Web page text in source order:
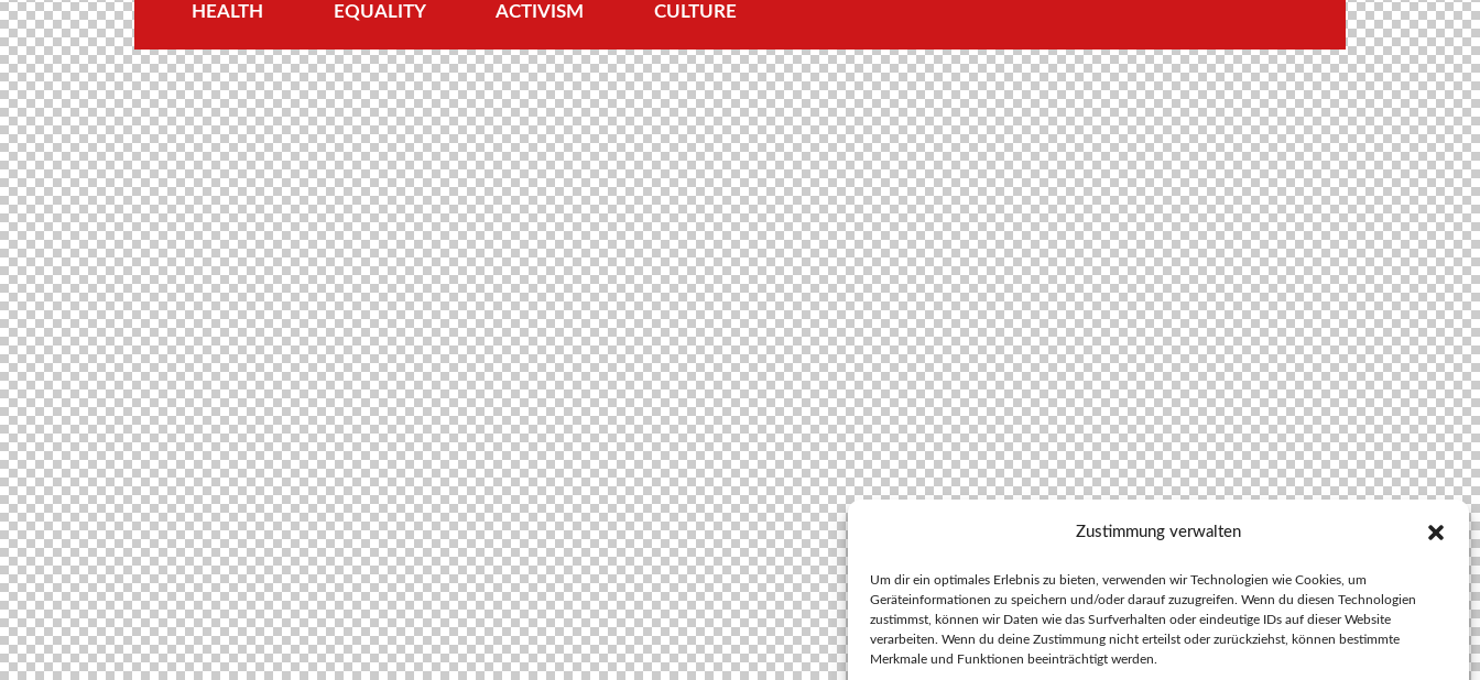
Zustimmung verwalten
Um dir ein optimales Erlebnis zu bieten, verwenden wir Technologien wie Cookies, um
Geräteinformationen zu speichern und/oder darauf zuzugreifen. Wenn du diesen Technologien
zustimmst, können wir Daten wie das Surfverhalten oder eindeutige IDs auf dieser Website
verarbeiten. Wenn du deine Zustimmung nicht erteilst oder zurückziehst, können bestimmte
Merkmale und Funktionen beeinträchtigt werden.
HEALTH EQUALITY ACTIVISM CULTURE